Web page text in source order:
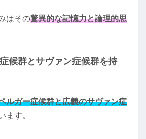
はその驚異的な記憶力と論理的思
候群とサヴァン症候群を持
ルガー症候群と広義のサヴァン症
ます。